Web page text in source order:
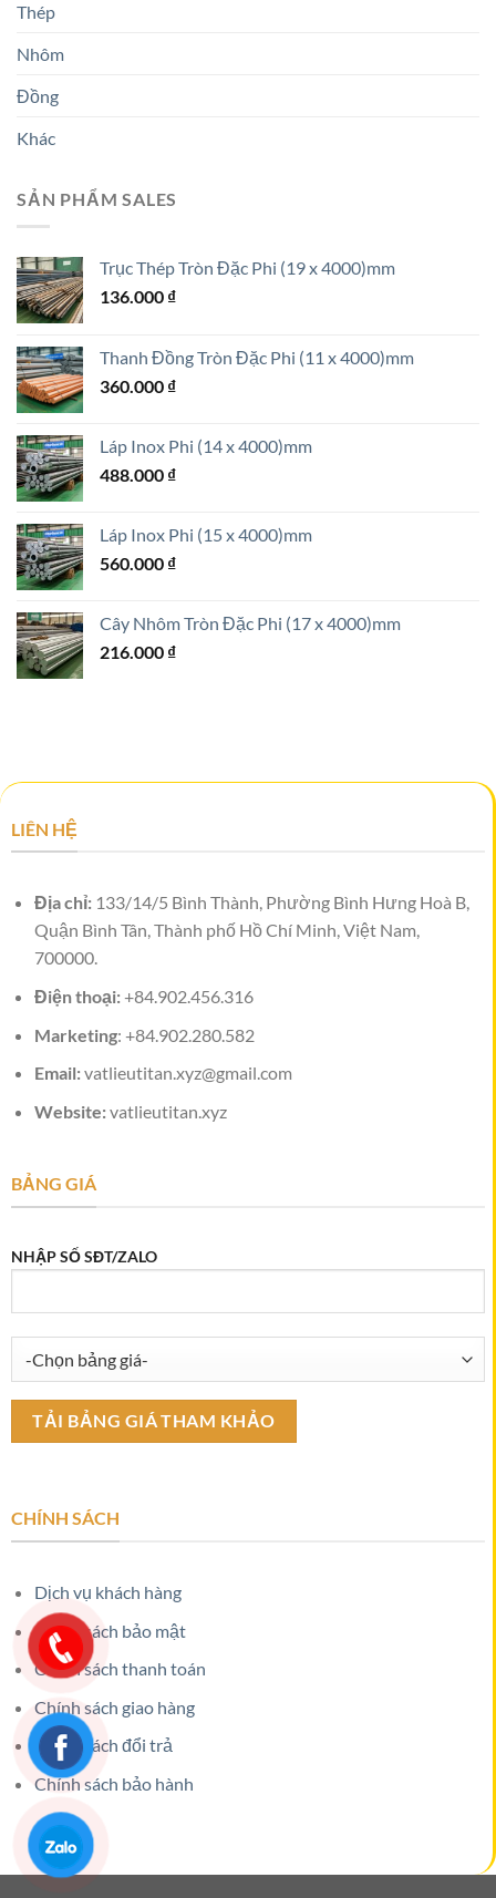
Thép
Nhôm
Đồng
Khác
SẢN PHẨM SALES
Trục Thép Tròn Đặc Phi (19 x 4000)mm
136.000 ₫
Thanh Đồng Tròn Đặc Phi (11 x 4000)mm
360.000 ₫
Láp Inox Phi (14 x 4000)mm
488.000 ₫
Láp Inox Phi (15 x 4000)mm
560.000 ₫
Cây Nhôm Tròn Đặc Phi (17 x 4000)mm
216.000 ₫
LIÊN HỆ
Địa chỉ:133/14/5 Bình Thành, Phường Bình Hưng Hoà B,
Quận Bình Tân, Thành phố Hồ Chí Minh, Việt Nam,
700000.
Điện thoại:+84.902.456.316
Marketing: +84.902.280.582
Email:vatlieutitan.xyz@gmail.com
Website:vatlieutitan.xyz
BẢNG GIÁ
NHẬP SỐ SĐT/ZALO
CHÍNH SÁCH
Dịch vụ khách hàng
Chính sách bảo mật
Chính sách thanh toán
Chính sách giao hàng
Chính sách đổi trả
Chính sách bảo hành